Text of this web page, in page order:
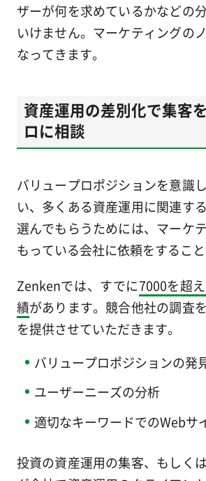
ザーが何を求めているかなどの
いけません。マーケティングの
なってきます。
資産運用の差別化で集客
ロに相談
バリュープロポジションを意識
い、多くある資産運用に関連す
選んでもらうためには、マーケ
もっている会社に依頼をすること
Zenkenでは、すでに7000を超
績があります。競合他社の調査
を提供させていただきます。
バリュープロポジションの発
ユーザーニーズの分析
適切なキーワードでのWebサ
投資の資産運用の集客、もしく